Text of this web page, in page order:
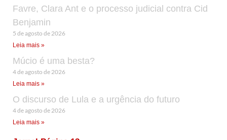
Favre, Clara Ant e o processo judicial contra Cid
Benjamin
5 de agosto de 2026
Leia mais »
Múcio é uma besta?
4 de agosto de 2026
Leia mais »
O discurso de Lula e a urgência do futuro
4 de agosto de 2026
Leia mais »